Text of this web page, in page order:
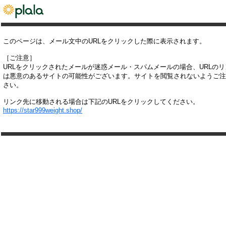
このページは、メール文中のURLをクリックした際に表示されます。
［ご注意］
URLをクリックされたメールが迷惑メール・スパムメールの場合、URLの
は悪意のあるサイトの可能性がございます。サイトを閲覧されないようご
さい。
リンク先に移動される場合は下記のURLをクリックしてください。
https://star999weight.shop/